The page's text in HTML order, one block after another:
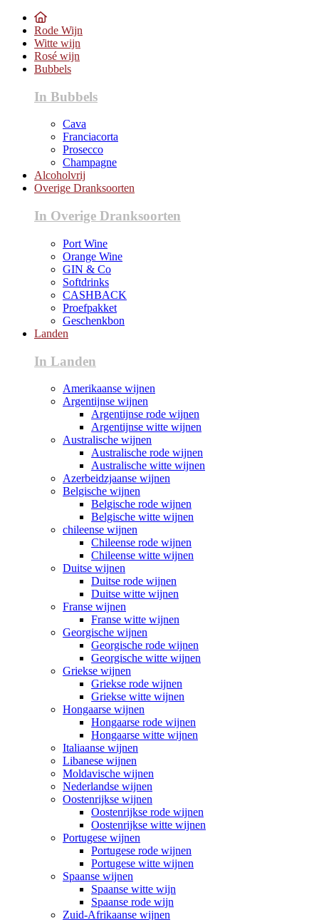
Rode Wijn
Witte wijn
Rosé wijn
Bubbels
In Bubbels
Cava
Franciacorta
Prosecco
Champagne
Alcoholvrij
Overige Dranksoorten
In Overige Dranksoorten
Port Wine
Orange Wine
GIN & Co
Softdrinks
CASHBACK
Proefpakket
Geschenkbon
Landen
In Landen
Amerikaanse wijnen
Argentijnse wijnen
Argentijnse rode wijnen
Argentijnse witte wijnen
Australische wijnen
Australische rode wijnen
Australische witte wijnen
Azerbeidzjaanse wijnen
Belgische wijnen
Belgische rode wijnen
Belgische witte wijnen
chileense wijnen
Chileense rode wijnen
Chileense witte wijnen
Duitse wijnen
Duitse rode wijnen
Duitse witte wijnen
Franse wijnen
Franse witte wijnen
Georgische wijnen
Georgische rode wijnen
Georgische witte wijnen
Griekse wijnen
Griekse rode wijnen
Griekse witte wijnen
Hongaarse wijnen
Hongaarse rode wijnen
Hongaarse witte wijnen
Italiaanse wijnen
Libanese wijnen
Moldavische wijnen
Nederlandse wijnen
Oostenrijkse wijnen
Oostenrijkse rode wijnen
Oostenrijkse witte wijnen
Portugese wijnen
Portugese rode wijnen
Portugese witte wijnen
Spaanse wijnen
Spaanse witte wijn
Spaanse rode wijn
Zuid-Afrikaanse wijnen